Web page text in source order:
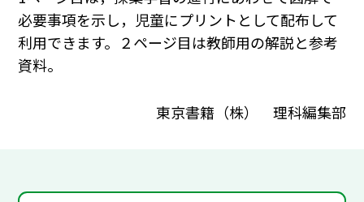
必要事項を示し，児童にプリントとして配布して
利用できます。２ページ目は教師用の解説と参考
資料。
東京書籍（株） 理科編集部